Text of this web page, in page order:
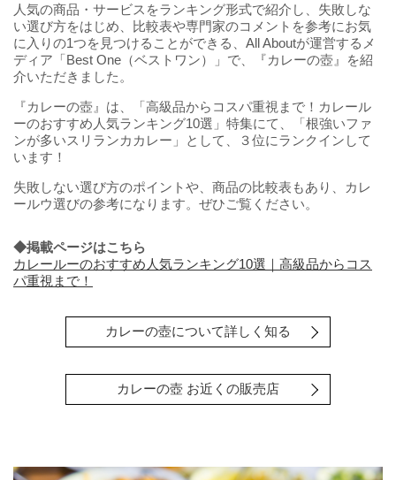
人気の商品・サービスをランキング形式で紹介し、失敗しな
い選び方をはじめ、比較表や専門家のコメントを参考にお気
に入りの1つを見つけることができる、All Aboutが運営するメ
ディア「Best One（ベストワン）」で、『カレーの壺』を紹
介いただきました。
『カレーの壺』は、「高級品からコスパ重視まで！カレール
ーのおすすめ人気ランキング10選」特集にて、「根強いファ
ンが多いスリランカカレー」として、３位にランクインして
います！
失敗しない選び方のポイントや、商品の比較表もあり、カレ
ールウ選びの参考になります。ぜひご覧ください。
◆掲載ページはこちら
カレールーのおすすめ人気ランキング10選｜高級品からコス
パ重視まで！
カレーの壺について詳しく知る
カレーの壺 お近くの販売店